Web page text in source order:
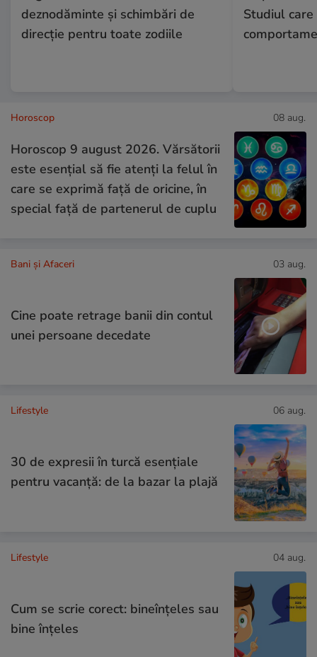
deznodăminte și schimbări de
direcție pentru toate zodiile
Studiul
Horoscop 08 aug.
Horoscop 9 august 2026. Vărsătorii
este esențial să fie atenți la felul în
care se exprimă față de oricine, în
special față de partenerul de cuplu
Bani și Afaceri 03 aug.
Cine poate retrage banii din contul
unei persoane decedate
Lifestyle 06 aug.
30 de expresii în turcă esențiale
pentru vacanță: de la bazar la plajă
Lifestyle 04 aug.
Cum se scrie corect: bineînțeles sau
bine înțeles